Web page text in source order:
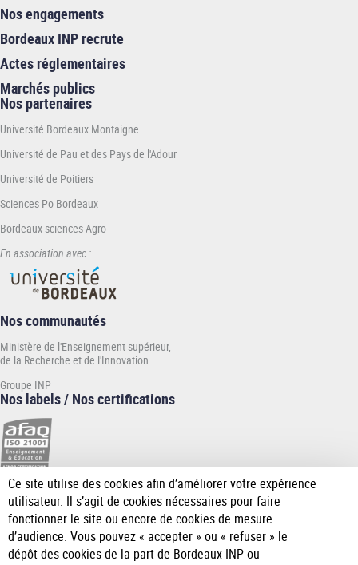
Nos engagements
Bordeaux INP recrute
Actes réglementaires
Marchés publics
Nos partenaires
Université Bordeaux Montaigne
Université de Pau et des Pays de l'Adour
Université de Poitiers
Sciences Po Bordeaux
Bordeaux sciences Agro
En association avec :
Nos communautés
Ministère de l'Enseignement supérieur,
de la Recherche et de l'Innovation
Groupe INP
Nos labels / Nos certifications
Ce site utilise des cookies afin d’améliorer votre expérience
utilisateur. Il s’agit de cookies nécessaires pour faire
fonctionner le site ou encore de cookies de mesure
d’audience. Vous pouvez « accepter » ou « refuser » le
dépôt des cookies de la part de Bordeaux INP ou